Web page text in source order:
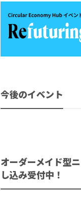
今後のイベント
オーダーメイド型
し込み受付中！